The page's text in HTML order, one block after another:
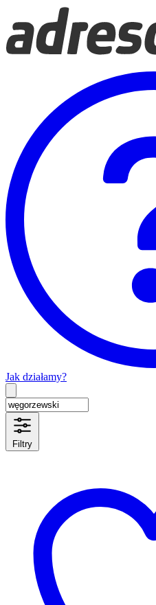
Jak działamy?
Filtry